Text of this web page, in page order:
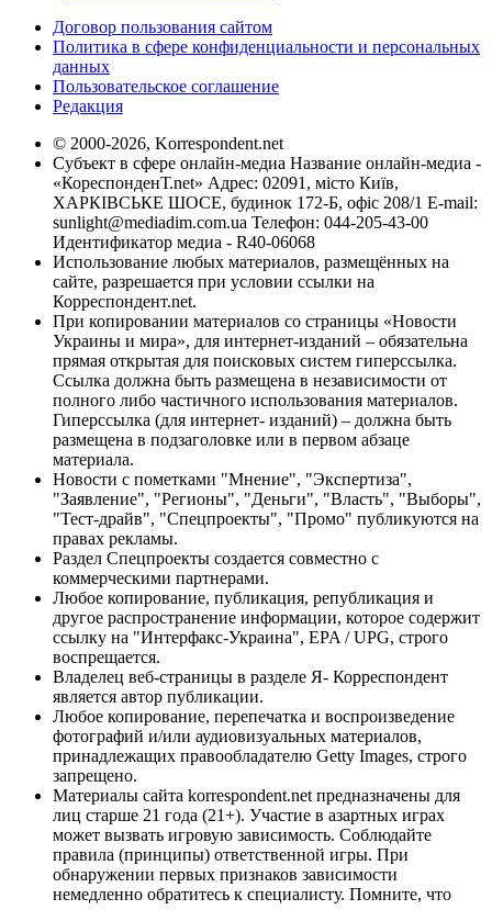
Договор пользования сайтом
Политика в сфере конфиденциальности и персональных
данных
Пользовательское соглашение
Редакция
© 2000-2026, Korrespondent.net
Субъект в сфере онлайн-медиа Название онлайн-медиа -
«КореспонденТ.net» Адрес: 02091, місто Київ,
ХАРКІВСЬКЕ ШОСЕ, будинок 172-Б, офіс 208/1 E-mail:
sunlight@mediadim.com.ua Телефон: 044-205-43-00
Идентификатор медиа - R40-06068
Использование любых материалов, размещённых на
сайте, разрешается при условии ссылки на
Корреспондент.net.
При копировании материалов со страницы «Новости
Украины и мира», для интернет-изданий – обязательна
прямая открытая для поисковых систем гиперссылка.
Ссылка должна быть размещена в независимости от
полного либо частичного использования материалов.
Гиперссылка (для интернет- изданий) – должна быть
размещена в подзаголовке или в первом абзаце
материала.
Новости с пометками "Мнение", "Экспертиза",
"Заявление", "Регионы", "Деньги", "Власть", "Выборы",
"Тест-драйв", "Спецпроекты", "Промо" публикуются на
правах рекламы.
Раздел Спецпроекты создается совместно с
коммерческими партнерами.
Любое копирование, публикация, републикация и
другое распространение информации, которое содержит
ссылку на "Интерфакс-Украина", EPA / UPG, строго
воспрещается.
Владелец веб-страницы в разделе Я- Корреспондент
является автор публикации.
Любое копирование, перепечатка и воспроизведение
фотографий и/или аудиовизуальных материалов,
принадлежащих правообладателю Getty Images, строго
запрещено.
Материалы сайта korrespondent.net предназначены для
лиц старше 21 года (21+). Участие в азартных играх
может вызвать игровую зависимость. Соблюдайте
правила (принципы) ответственной игры. При
обнаружении первых признаков зависимости
немедленно обратитесь к специалисту. Помните, что